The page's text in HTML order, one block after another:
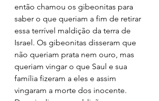
então chamou os gibeonitas para
saber o que queriam a fim de retirar
essa terrível maldição da terra de
Israel. Os gibeonitas disseram que
não queriam prata nem ouro, mas
queriam vingar o que Saul e sua
família fizeram a eles e assim
vingaram a morte dos inocente.